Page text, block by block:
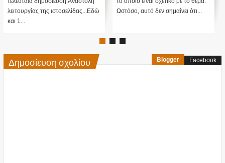
λειτουργίας της ιστοσελίδας...Εδώ
και 1...
Ωστόσο, αυτό δεν σημαίνει ότι...
Δημοσίευση σχολίου Blogger Facebook